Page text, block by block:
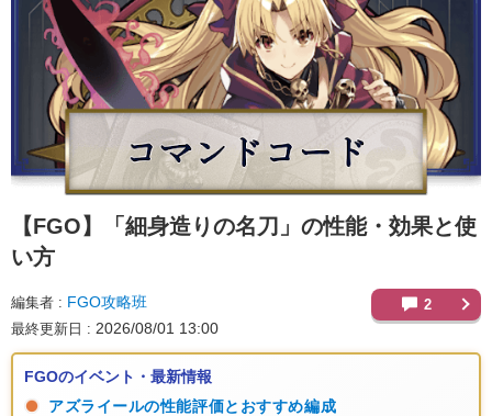
【FGO】
「細身造りの名刀」の性能・効果と使
い方
編集者 FGO攻略班
最終更新日 2026/08/01 13:00
2
FGOのイベント・最新情報
アズライールの性能評価とおすすめ編成